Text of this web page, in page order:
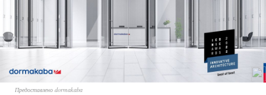
Предоставлено dormakaba